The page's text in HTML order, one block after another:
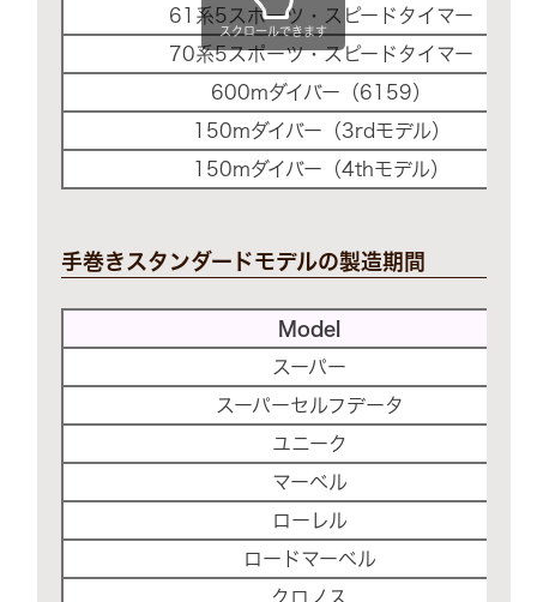
61系5スポーツ・スピードタイマー
70系5スポーツ・スピードタイマー
600mダイバー（6159）
150mダイバー（3rdモデル）
150mダイバー（4thモデル）
スクロールできます
手巻きスタンダードモデルの製造期間
Model
スーパー
スーパーセルフデータ
ユニーク
マーベル
ローレル
ロードマーベル
クロノス